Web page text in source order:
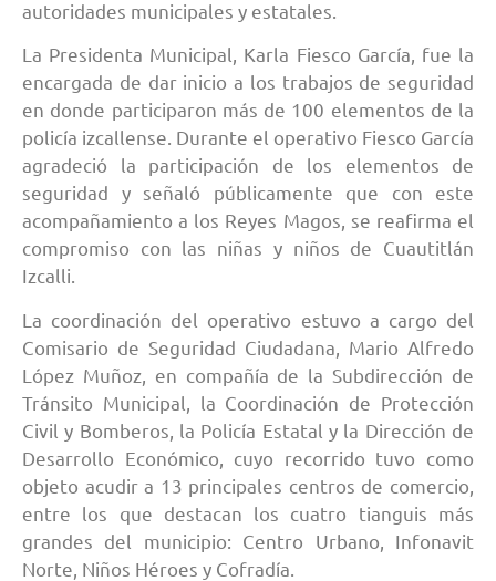
autoridades municipales y estatales.
La Presidenta Municipal, Karla Fiesco García, fue la
encargada de dar inicio a los trabajos de seguridad
en donde participaron más de 100 elementos de la
policía izcallense. Durante el operativo Fiesco García
agradeció la participación de los elementos de
seguridad y señaló públicamente que con este
acompañamiento a los Reyes Magos, se reafirma el
compromiso con las niñas y niños de Cuautitlán
Izcalli.
La coordinación del operativo estuvo a cargo del
Comisario de Seguridad Ciudadana, Mario Alfredo
López Muñoz, en compañía de la Subdirección de
Tránsito Municipal, la Coordinación de Protección
Civil y Bomberos, la Policía Estatal y la Dirección de
Desarrollo Económico, cuyo recorrido tuvo como
objeto acudir a 13 principales centros de comercio,
entre los que destacan los cuatro tianguis más
grandes del municipio: Centro Urbano, Infonavit
Norte, Niños Héroes y Cofradía.